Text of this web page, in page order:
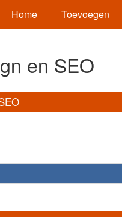
Home Toevoegen
en SEO